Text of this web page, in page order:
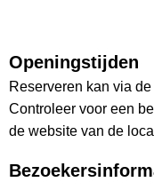
Openingstijden
Reserveren kan via
Controleer voor een
de website van de